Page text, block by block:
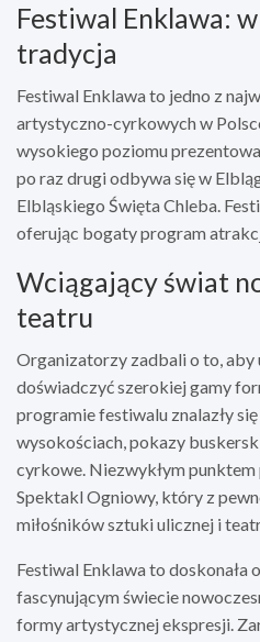
Festiwal Enklawa:
tradycja
Festiwal Enklawa to jedno z
artystyczno-cyrkowych w
wysokiego poziomu
po raz drugi odbywa się w
Elbląskiego Święta Chleba.
oferując bogaty program
Wciągający świat
teatru
Organizatorzy zadbali o to, aby
doświadczyć szerokiej gamy
programie festiwalu znalazły
wysokościach, pokazy
cyrkowe. Niezwykłym
Spektakl Ogniowy, który z
miłośników sztuki ulicznej i
Festiwal Enklawa to doskonała
fascynującym świecie
formy artystycznej ekspresji.